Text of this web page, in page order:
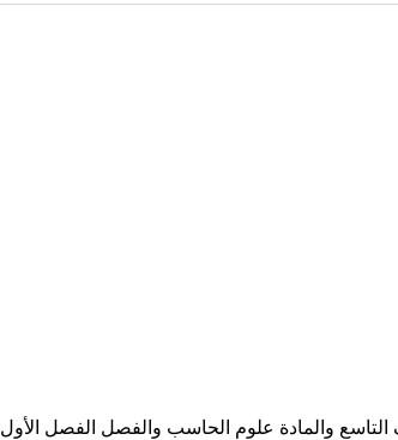
والمادة علوم الحاسب والفصل الفصل الأول